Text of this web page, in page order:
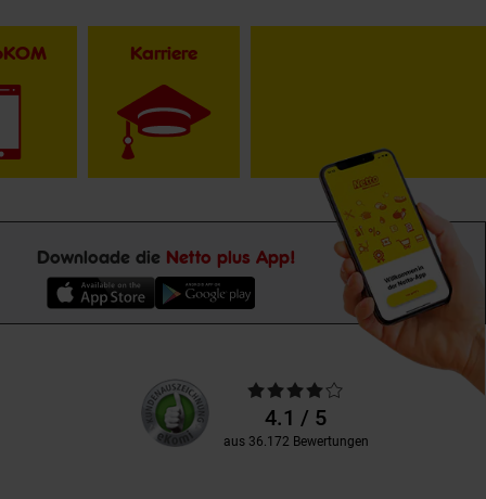
Karriere
Downloade die Netto plus App!
Unsere
Kundenbewertungen
Durchschnittliche
Bewertungen4.1 / 5
aus 36.172 Bewertungen